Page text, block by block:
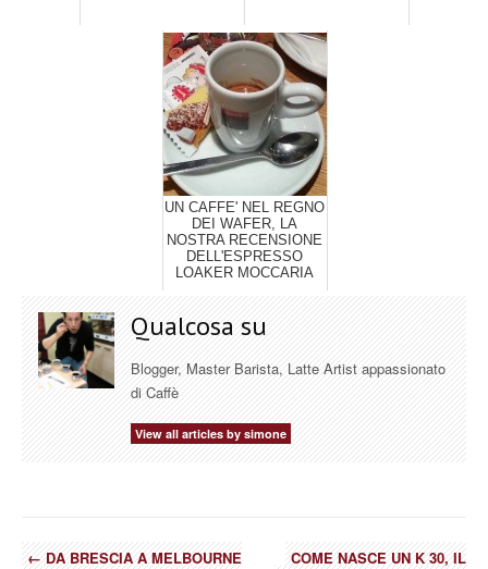
UN CAFFE' NEL REGNO
DEI WAFER, LA
NOSTRA RECENSIONE
DELL'ESPRESSO
LOAKER MOCCARIA
Qualcosa su
Blogger, Master Barista, Latte Artist appassionato
di Caffè
View all articles by simone
←DA BRESCIA A MELBOURNE
COME NASCE UN K 30, IL